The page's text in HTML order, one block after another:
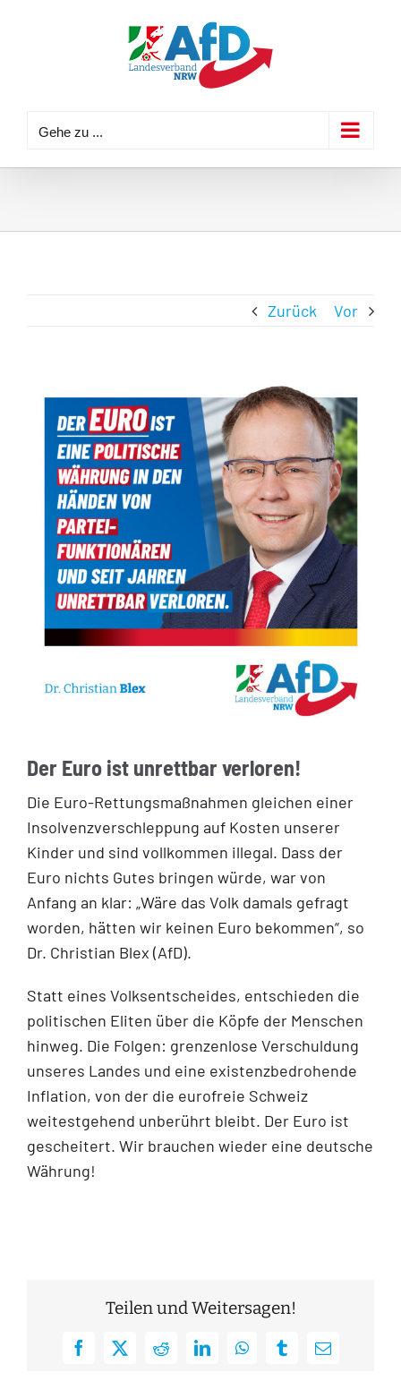
Gehe zu ...
Zurück Vor
Der Euro ist unrettbar verloren!
Die Euro-Rettungsmaßnahmen gleichen einer
Insolvenzverschleppung auf Kosten unserer
Kinder und sind vollkommen illegal. Dass der
Euro nichts Gutes bringen würde, war von
Anfang an klar: „Wäre das Volk damals gefragt
worden, hätten wir keinen Euro bekommen“, so
Dr. Christian Blex (AfD).
Statt eines Volksentscheides, entschieden die
politischen Eliten über die Köpfe der Menschen
hinweg. Die Folgen: grenzenlose Verschuldung
unseres Landes und eine existenzbedrohende
Inflation, von der die eurofreie Schweiz
weitestgehend unberührt bleibt. Der Euro ist
gescheitert. Wir brauchen wieder eine deutsche
Währung!
Teilen und Weitersagen!
Facebook
X RedditLinkedInWhatsAppTumblrE-